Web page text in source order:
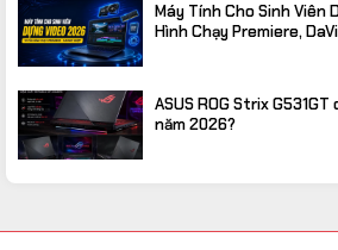
Máy Tính Cho Sinh Viên
Hình Chạy Premiere,
ASUS ROG Strix
năm 2026?